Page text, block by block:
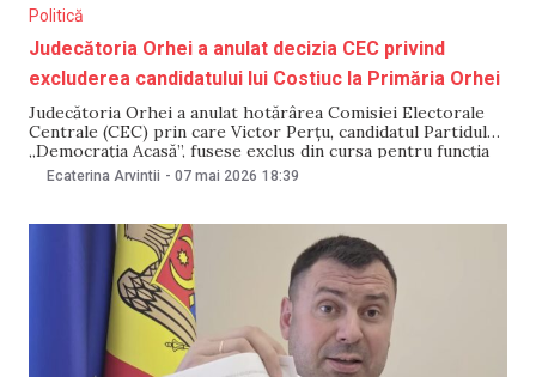
Politică
Judecătoria Orhei a anulat decizia CEC privind
excluderea candidatului lui Costiuc la Primăria Orhei
Judecătoria Orhei a anulat hotărârea Comisiei Electorale
Centrale (CEC) prin care Victor Perțu, candidatul Partidului
„Democrația Acasă”, fusese exclus din cursa pentru funcția
de primar al municipiului Orhei. Decizia a fost pronunțată
Ecaterina Arvintii - 07 mai 2026 18:39